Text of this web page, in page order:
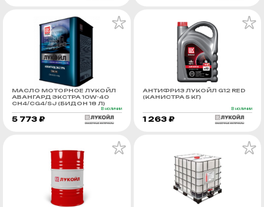
МАСЛО МОТОРНОЕ ЛУКОЙЛ
АВАНГАРД ЭКСТРА 10W-40
CH4/CG4/SJ (БИДОН 18 Л)
В наличии
5 773 ₽
АНТИФРИЗ ЛУКОЙЛ G12 RED
(КАНИСТРА 5 КГ)
В наличии
1 263 ₽